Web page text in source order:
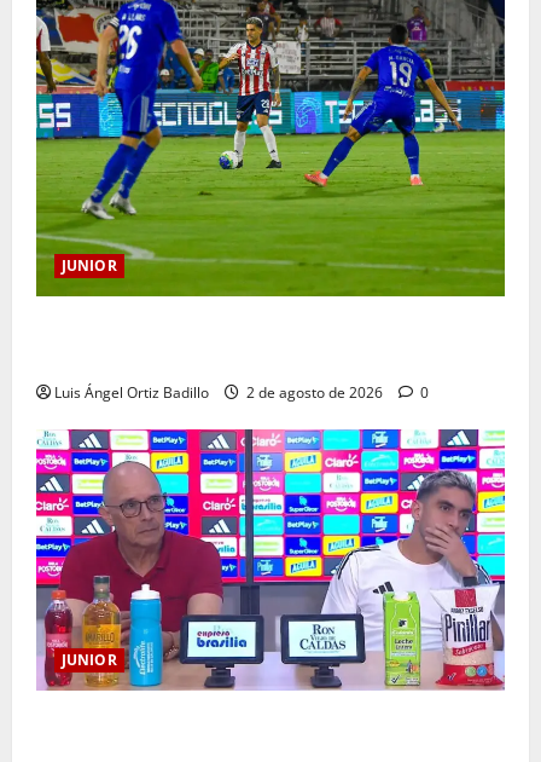
JUNIOR
Luis Ángel Ortiz Badillo 2 de agosto de 2026 0
JUNIOR